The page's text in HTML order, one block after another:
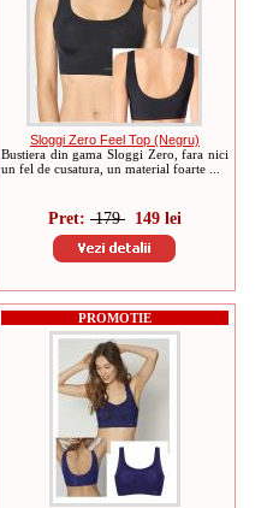
Sloggi Zero Feel Top (Negru)
Bustiera din gama Sloggi Zero, fara nici
un fel de cusatura, un material foarte ...
Pret: 179149 lei
PROMOTIE